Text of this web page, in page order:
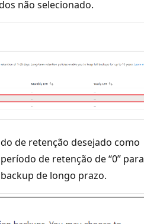
não selecionado.
de retenção desejado como
de retenção de “0” para
de longo prazo.